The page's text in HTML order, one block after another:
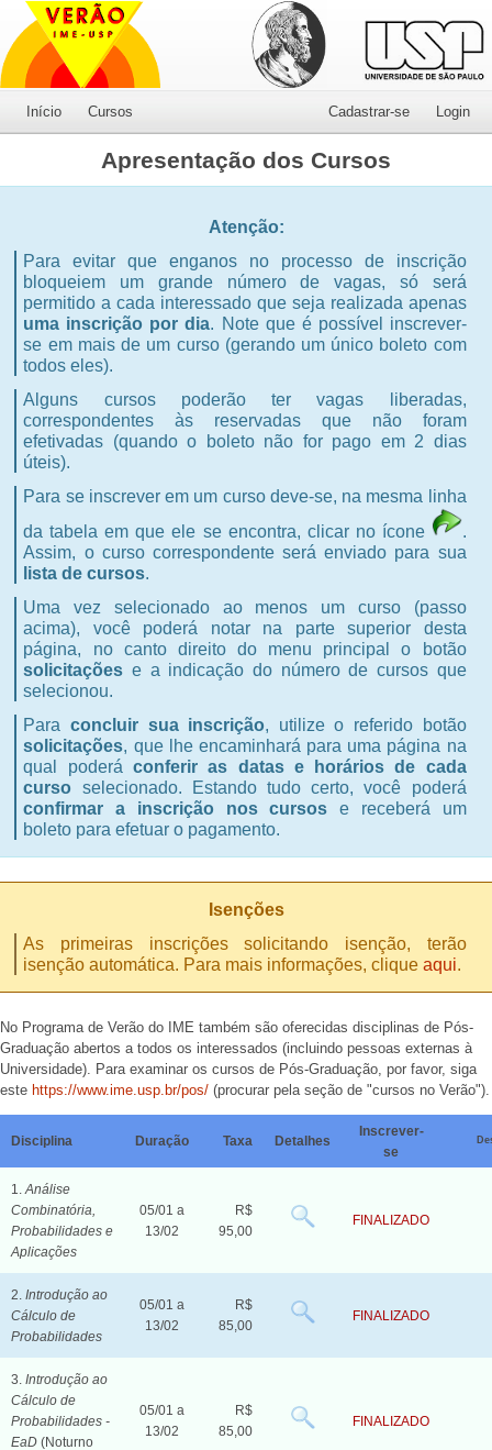
Início Cursos Cadastrar-se Login
Apresentação dos Cursos
Atenção:
Para evitar que enganos no processo de inscrição
bloqueiem um grande número de vagas, só será
permitido a cada interessado que seja realizada apenas
uma inscrição por dia. Note que é possível inscrever-
se em mais de um curso (gerando um único boleto com
todos eles).
Alguns cursos poderão ter vagas liberadas,
correspondentes às reservadas que não foram
efetivadas (quando o boleto não for pago em 2 dias
úteis).
Para se inscrever em um curso deve-se, na mesma linha
da tabela em que ele se encontra, clicar no ícone
.
Assim, o curso correspondente será enviado para sua
lista de cursos.
Uma vez selecionado ao menos um curso (passo
acima), você poderá notar na parte superior desta
página, no canto direito do menu principal
o botão
solicitações e a indicação do número de cursos que
selecionou.
Paraconcluir sua inscrição, utilize o referido botão
solicitações, que lhe encaminhará para uma página na
qual poderá conferir as datas e horários de cada
curso selecionado. Estando tudo certo, você poderá
confirmar a inscrição nos cursos e receberá um
boleto para efetuar o pagamento.
Isenções
As primeiras inscrições solicitando isenção, terão
isenção automática. Para mais informações, cliqueaqui.
No Programa de Verão do IME também são oferecidas disciplinas de Pós-
Graduação abertos a todos os interessados (incluindo pessoas externas à
Universidade). Para examinar os cursos de Pós-Graduação, por favor, siga
este https://www.ime.usp.br/pos/ (procurar pela seção de "cursos no Verão").
Disciplina Duração Taxa Detalhes
Inscrever-
se
1. Análise
Combinatória,
Probabilidades e
Aplicações
05/01 a
13/02
R$
95,00
FINALIZADO
2. Introdução ao
Cálculo de
Probabilidades
05/01 a
13/02
R$
85,00
FINALIZADO
3. Introdução ao
Cálculo de
Probabilidades -
EaD (Noturno
05/01 a
13/02
R$
85,00
FINALIZADO